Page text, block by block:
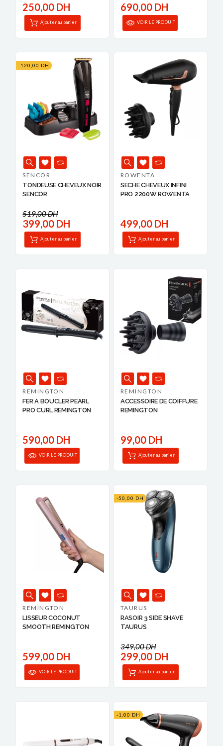
250,00 DH
Ajouter au panier
690,00 DH
VOIR LE PRODUIT
-120,00 DH
SENCOR
TONDEUSE CHEVEUX NOIR
SENCOR
519,00 DH
399,00 DH
Ajouter au panier
ROWENTA
SECHE CHEVEUX INFINI
PRO 2200W ROWENTA
499,00 DH
Ajouter au panier
REMINGTON
FER A BOUCLER PEARL
PRO CURL REMINGTON
590,00 DH
VOIR LE PRODUIT
REMINGTON
ACCESSOIRE DE COIFFURE
REMINGTON
99,00 DH
Ajouter au panier
REMINGTON
LISSEUR COCONUT
SMOOTH REMINGTON
599,00 DH
VOIR LE PRODUIT
-50,00 DH
TAURUS
RASOIR 3 SIDE SHAVE
TAURUS
349,00 DH
299,00 DH
Ajouter au panier
-1,00 DH